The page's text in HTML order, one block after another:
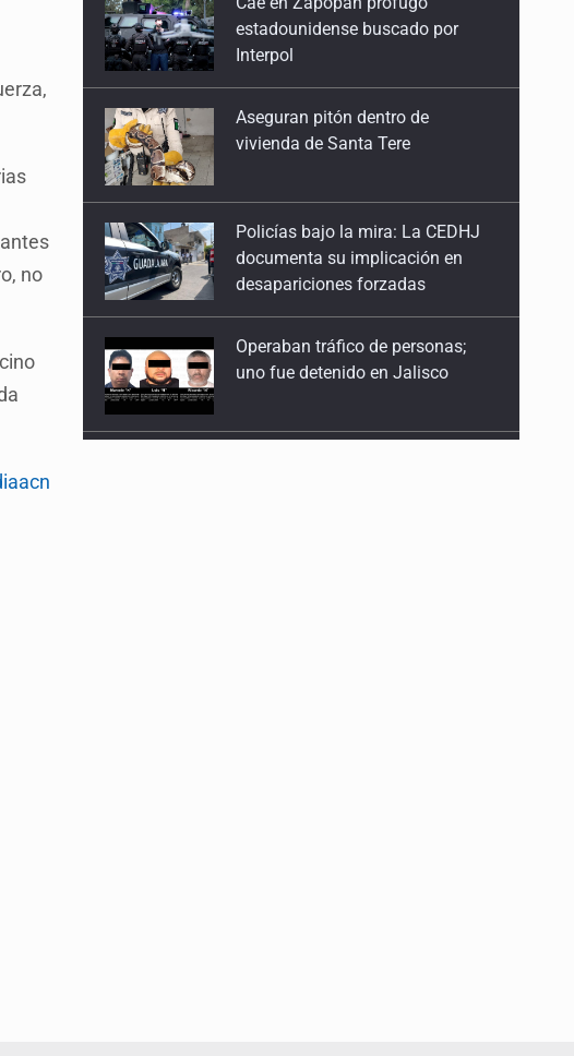
no
Caída de remesas e incertidumbre económica
Venezuela y el reordenamiento migratorio
15 de Enero de 2026
Aseguran pitón dentro de
vivienda de Santa Tere
Policías bajo la mira: La CEDHJ
documenta su implicación en
Operaban tráfico de personas;
uno fue detenido en Jalisco
Catean casa por esquema de
fraude telefónico